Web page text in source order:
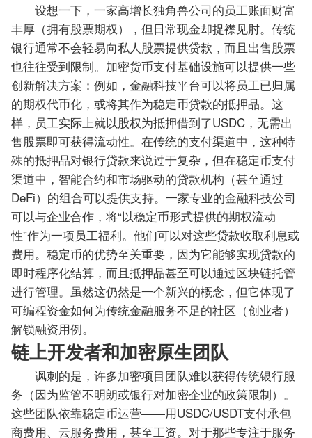
设想一下，一家高增长独角兽公司的员工账面财富
丰厚（拥有股票期权），但日常现金却捉襟见肘。传统
银行通常不会轻易向私人股票提供贷款，而且出售股票
也往往受到限制。加密货币支付基础设施可以提供一些
创新解决方案：例如，金融科技平台可以将员工已归属
的期权代币化，或将其作为稳定币贷款的抵押品。这
样，员工实际上就以股权为抵押借到了USDC，无需出
售股票即可获得流动性。在传统的支付渠道中，这种特
殊的抵押品对银行贷款来说过于复杂，但在稳定币支付
渠道中，智能合约和市场驱动的贷款机构（甚至通过
DeFi）的组合可以提供支持。一家专业的金融科技公司
可以与企业合作，将“以稳定币形式提供的期权流动
性”作为一项员工福利。他们可以对这些贷款收取利息或
费用。稳定币的优势至关重要，因为它能够实现贷款的
即时程序化结算，而且抵押品甚至可以通过区块链托管
进行管理。虽然这仍然是一个新兴的概念，但它体现了
可编程资金如何为传统金融服务不足的社区（创业者）
解锁融资用例。
链上开发者和加密原生团队
讽刺的是，许多加密项目团队难以获得传统银行服
务（因为监管不明朗或银行对加密企业的政策限制）。
这些团队依靠稳定币运营——用USDC/USDT支付承包
商费用、云服务费用，甚至工资。对于那些专注于服务